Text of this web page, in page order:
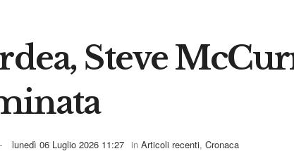
Steve
lunedì 06 Luglio 2026 11:27 in Articoli recenti, Cronaca